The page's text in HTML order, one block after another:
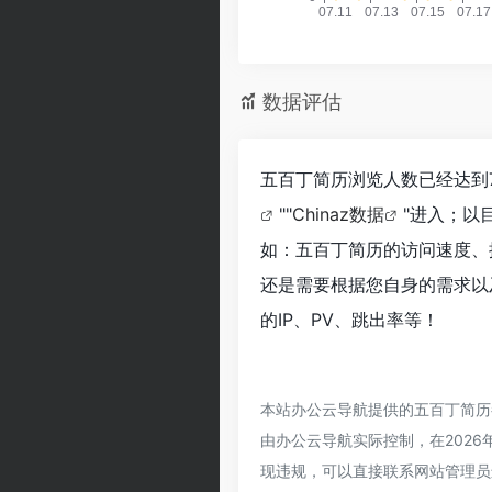
数据评估
五百丁简历浏览人数已经达
""Chinaz数据
"进入；以
如：五百丁简历的访问速度
还是需要根据您自身的需求
的IP、PV、跳出率等！
本站办公云导航提供的五百丁简
由办公云导航实际控制，在2026
现违规，可以直接联系网站管理